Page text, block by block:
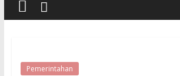
Pemerintahan